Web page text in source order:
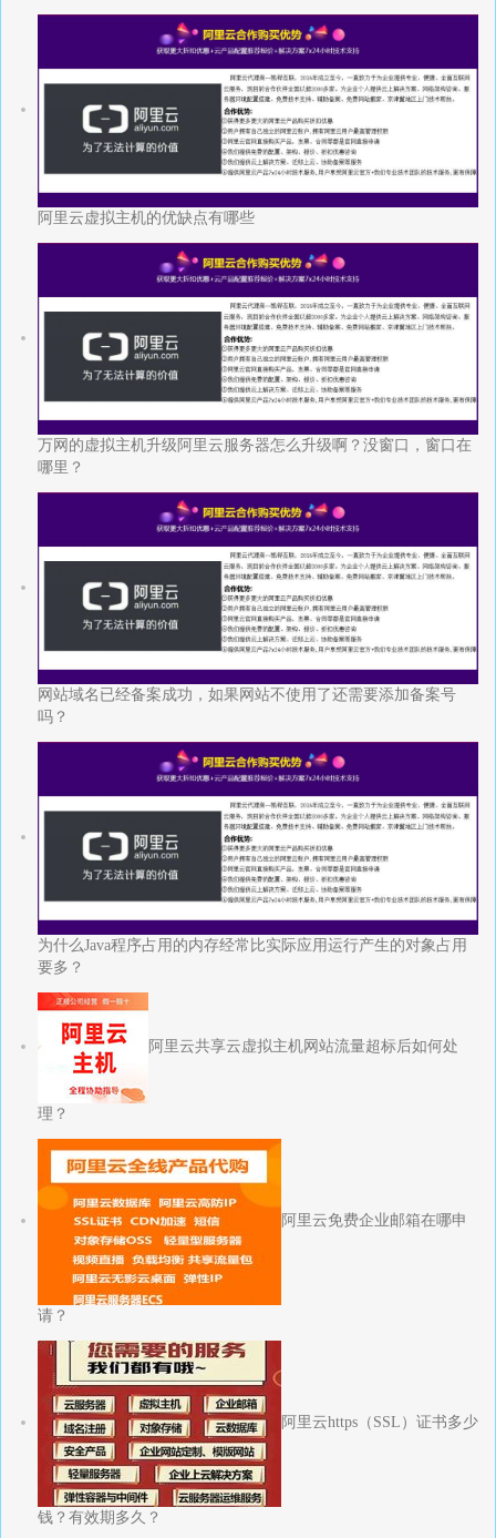
阿里云虚拟主机的优缺点有哪些
万网的虚拟主机升级阿里云服务器怎么升级啊？没窗口，窗口在
哪里？
网站域名已经备案成功，如果网站不使用了还需要添加备案号
吗？
为什么Java程序占用的内存经常比实际应用运行产生的对象占用
要多？
阿里云共享云虚拟主机网站流量超标后如何处
理？
阿里云免费企业邮箱在哪申
请？
阿里云https（SSL）证书多少
钱？有效期多久？